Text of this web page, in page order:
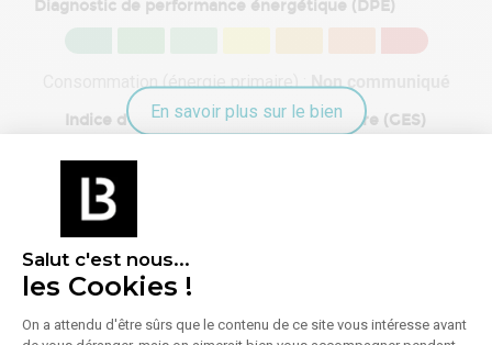
Salut c'est nous...
les Cookies !
On a attendu d'être sûrs que le contenu de ce site vous intéresse avant
Diagnostic de performance énergétique (DPE)
Consommation (énergie primaire) :Non communiqué
Indice d'émission de gaz à effet de serre (GES)
Émissions :
En savoir plus sur le bien